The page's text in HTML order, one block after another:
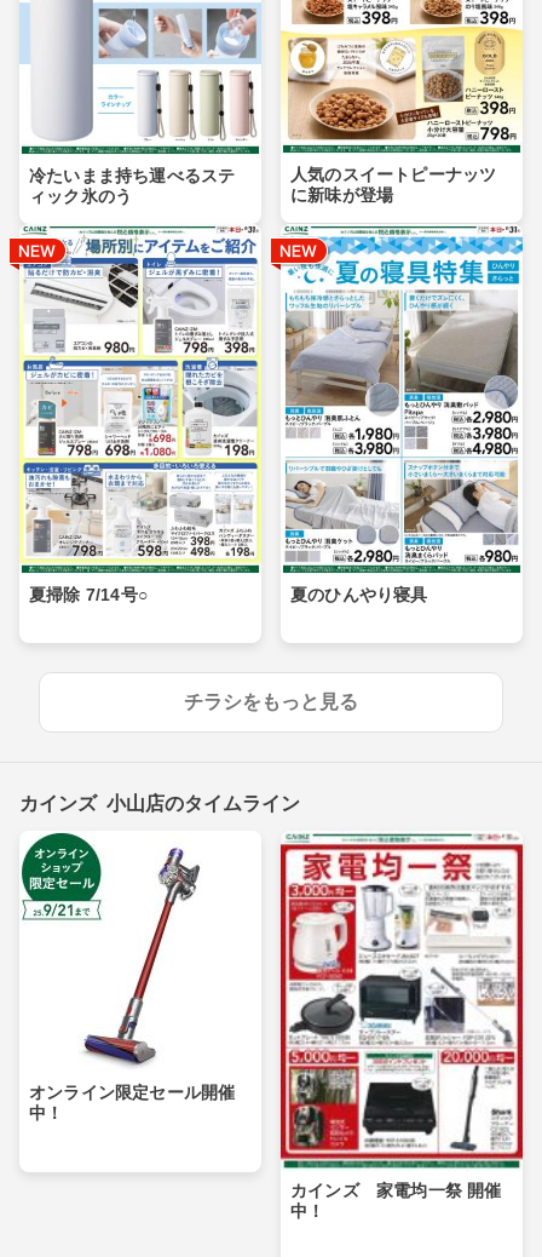
冷たいまま持ち運べるステ
ィック氷のう
人気のスイートピーナッツ
に新味が登場
夏掃除 7/14号○ 夏のひんやり寝具
チラシをもっと見る
カインズ 小山店のタイムライン
オンライン限定セール開催
中！
カインズ 家電均一祭 開催
中！